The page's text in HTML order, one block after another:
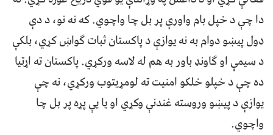
دا چې د خپل بام واورې پر بل چا واچوي. که نه نو، د دې
ډول پیښو دوام به نه یوازې د پاکستان ثبات ګواښ کړي، بلکې
د سيمې او ګاونډ باور به هم له لاسه ورکړي. پاکستان ته اړتیا
ده چې د خپلو خلکو امنیت ته لومړیتوب ورکړي، نه چې
یوازې د پیښو وروسته غندنې وکړي او يا يې پړه پر بل چا
واچوي.